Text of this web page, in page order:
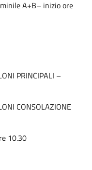
A+B– inizio ore
PRINCIPALI –
CONSOLAZIONE
10.30